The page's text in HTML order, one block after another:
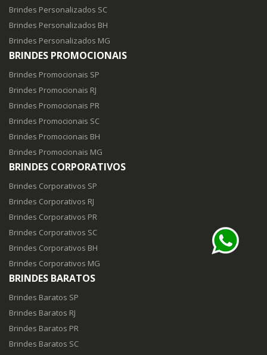
Brindes Personalizados SC
Brindes Personalizados BH
Brindes Personalizados MG
BRINDES PROMOCIONAIS
Brindes Promocionais SP
Brindes Promocionais RJ
Brindes Promocionais PR
Brindes Promocionais SC
Brindes Promocionais BH
Brindes Promocionais MG
BRINDES CORPORATIVOS
Brindes Corporativos SP
Brindes Corporativos RJ
Brindes Corporativos PR
Brindes Corporativos SC
Brindes Corporativos BH
Brindes Corporativos MG
BRINDES BARATOS
Brindes Baratos SP
Brindes Baratos RJ
Brindes Baratos PR
Brindes Baratos SC